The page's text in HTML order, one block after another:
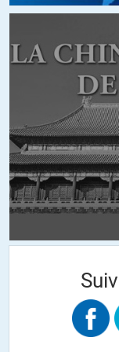
qui payeront les pots
quelques pions sur
main « leur » cheptel.
Et le meilleur
sur les idéologies
de la même
preuves et qui mène
J’ai honte de faire
d’anéantir à jamais la
continuera de risquer
parasites mortels qui
P.S. lisez ou relisez